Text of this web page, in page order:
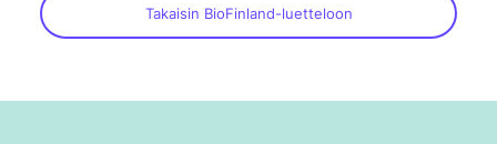
Takaisin BioFinland-luetteloon